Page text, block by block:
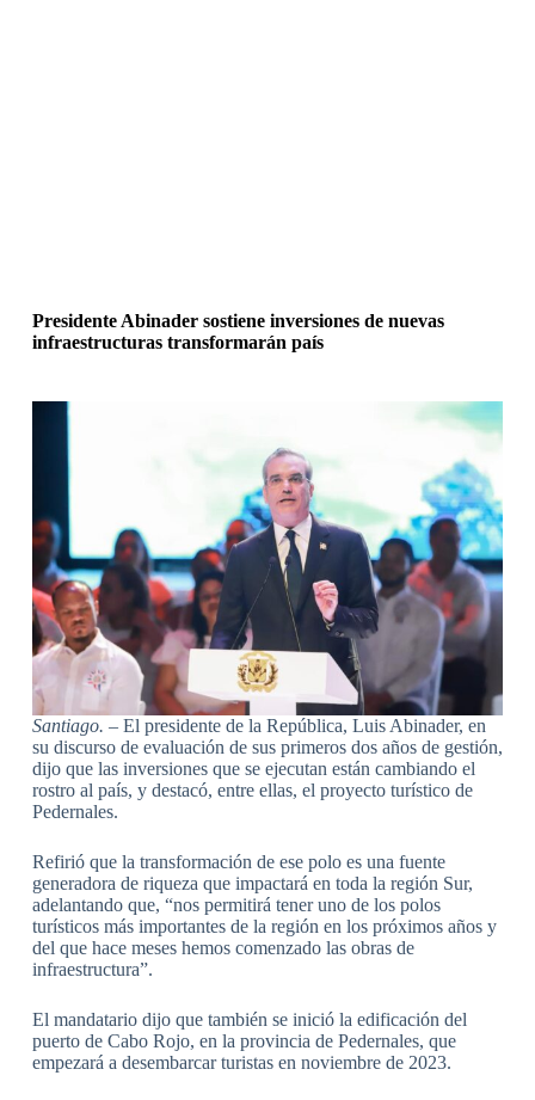
Presidente Abinader sostiene inversiones de nuevas
infraestructuras transformarán país
Santiago. –El presidente de la República, Luis Abinader, en
su discurso de evaluación de sus primeros dos años de gestión,
dijo que las inversiones que se ejecutan están cambiando el
rostro al país, y destacó, entre ellas, el proyecto turístico de
Pedernales.
Refirió que la transformación de ese polo es una fuente
generadora de riqueza que impactará en toda la región Sur,
adelantando que, “nos permitirá tener uno de los polos
turísticos más importantes de la región en los próximos años y
del que hace meses hemos comenzado las obras de
infraestructura”.
El mandatario dijo que también se inició la edificación del
puerto de Cabo Rojo, en la provincia de Pedernales, que
empezará a desembarcar turistas en noviembre de 2023.